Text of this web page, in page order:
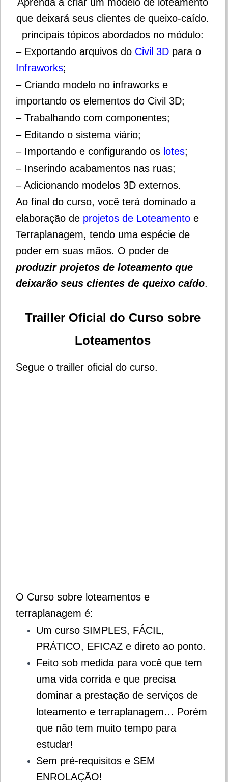
que deixará seus clientes de queixo-caído.
principais tópicos abordados no módulo:
– Exportando arquivos do Civil 3D para o
Infraworks;
– Criando modelo no infraworks e
importando os elementos do Civil 3D;
– Trabalhando com componentes;
– Editando o sistema viário;
– Importando e configurando os lotes;
– Inserindo acabamentos nas ruas;
– Adicionando modelos 3D externos.
Ao final do curso, você terá dominado a
elaboração de projetos de Loteamento e
Terraplanagem, tendo uma espécie de
poder em suas mãos. O poder de
produzir projetos de loteamento que
deixarão seus clientes de queixo caído.
Trailler Oficial do Curso sobre
Loteamentos
Segue o trailler oficial do curso.
O Curso sobre loteamentos e
terraplanagem é:
Um curso SIMPLES, FÁCIL,
PRÁTICO, EFICAZ e direto ao ponto.
Feito sob medida para você que tem
uma vida corrida e que precisa
dominar a prestação de serviços de
loteamento e terraplanagem… Porém
que não tem muito tempo para
estudar!
Sem pré-requisitos e SEM
ENROLAÇÃO!